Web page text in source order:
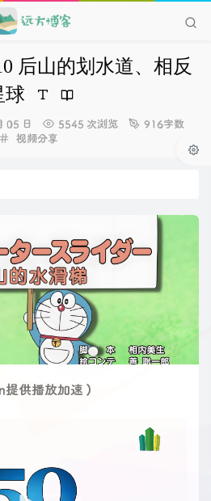
后山的划水道、相反
球
05 日 5545 次浏览
916字数
分
视频分享
供播放加速）